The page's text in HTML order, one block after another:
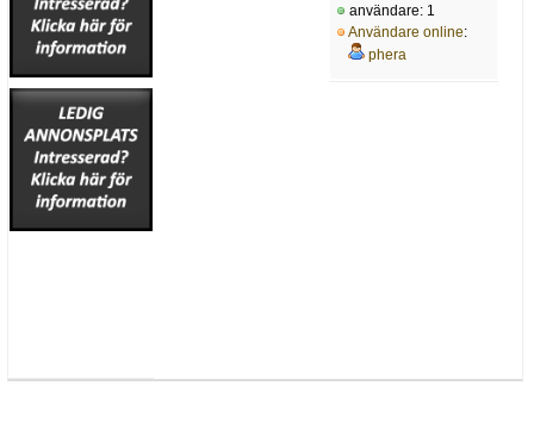
användare: 1
Användare online:
phera